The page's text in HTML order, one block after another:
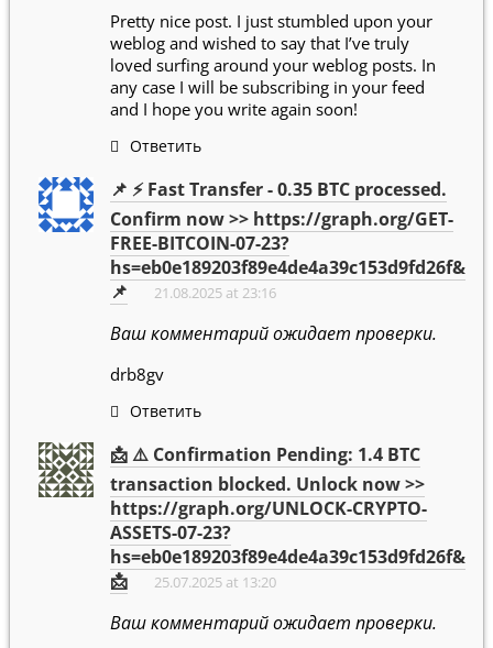
Pretty nice post. I just stumbled upon your
weblog and wished to say that I’ve truly
loved surfing around your weblog posts. In
any case I will be subscribing in your feed
and I hope you write again soon!
Ответить
📌 ⚡ Fast Transfer - 0.35 BTC processed.
Confirm now >> https://graph.org/GET-
FREE-BITCOIN-07-23?
hs=eb0e189203f89e4de4a39c153d9fd26f&
📌
21.08.2025 at 23:16
Ваш комментарий ожидает проверки.
drb8gv
Ответить
📩 ⚠️ Confirmation Pending: 1.4 BTC
transaction blocked. Unlock now >>
https://graph.org/UNLOCK-CRYPTO-
ASSETS-07-23?
hs=eb0e189203f89e4de4a39c153d9fd26f&
📩
25.07.2025 at 13:20
Ваш комментарий ожидает проверки.